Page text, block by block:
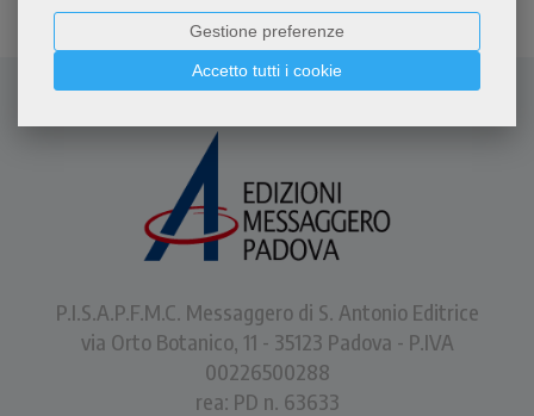
Accetto tutti i cookie
Gestione preferenze
P.I.S.A.P.F.M.C. Messaggero di S. Antonio Editrice
via Orto Botanico, 11 - 35123 Padova - P.IVA
00226500288
rea: PD n. 63633